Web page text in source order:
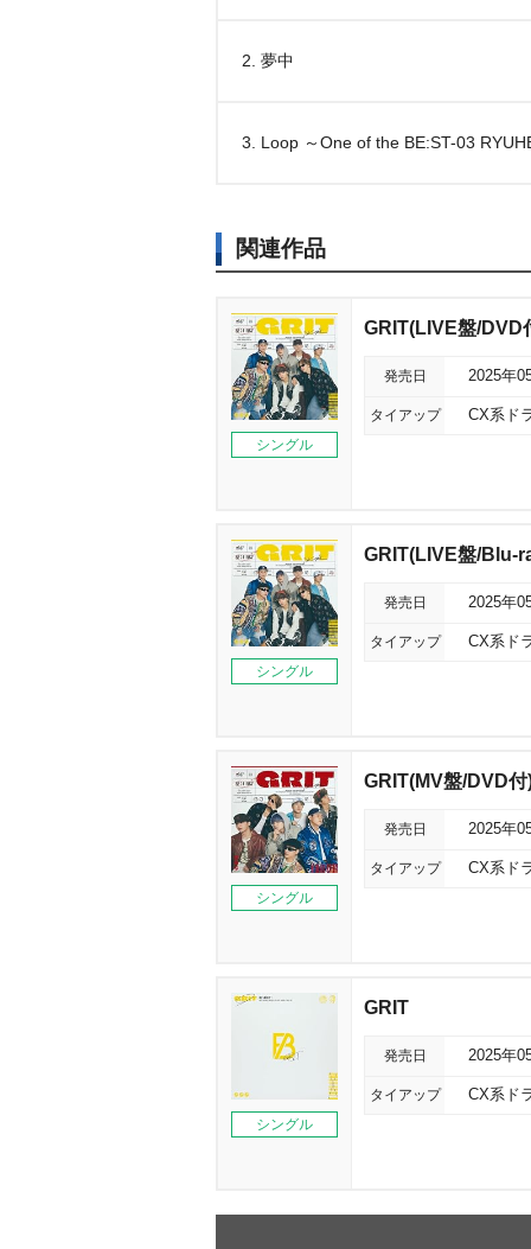
2. 夢中
3. Loop ～One of the BE:ST-03
関連作品
シングル
GRIT(LIVE盤/DVD
発売日 2025年
タイアップ CX系ド
シングル
GRIT(LIVE盤/Blu-
発売日 2025年
タイアップ CX系ド
シングル
GRIT(MV盤/DVD付
発売日 2025年
タイアップ CX系ド
シングル
GRIT
発売日 2025年
タイアップ CX系ド